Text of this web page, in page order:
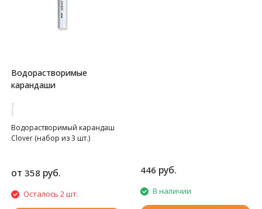
Водорастворимые
карандаши
Водорастворимый карандаш
Clover (набор из 3 шт.)
от 358 руб.
Осталось 2 шт.
446 руб.
В наличии